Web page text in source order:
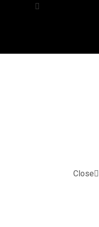
Close